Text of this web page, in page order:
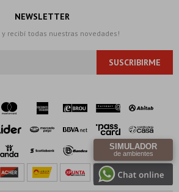
NEWSLETTER
y recibí todas nuestras novedades!
SUSCRIBIRME
SIMULADOR
de ambientes